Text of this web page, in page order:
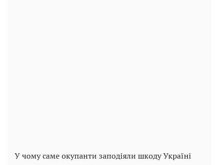
У чому саме окупанти заподіяли шкоду Україні